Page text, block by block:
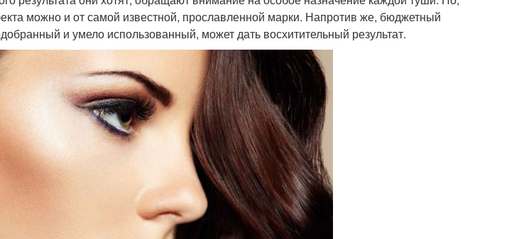
можно и от самой известной, прославленной марки. Напротив же, бюджетный
и умело использованный, может дать восхитительный результат.